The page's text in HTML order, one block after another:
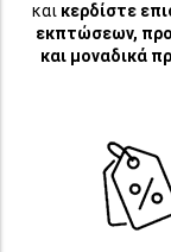
και κερδίστε
εκπτώσεων,
και μοναδικά